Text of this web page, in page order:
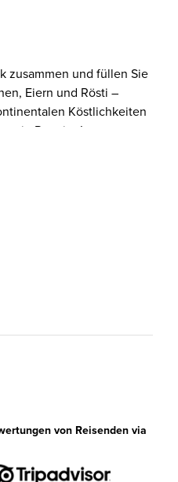
zusammen und füllen Sie
Eiern und Rösti –
Köstlichkeiten
ein Premier Inn-
von Reisenden via